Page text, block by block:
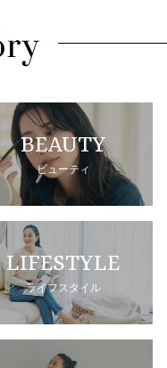
BEAUTY
ビューティ
LIFESTYLE
ライフスタイル